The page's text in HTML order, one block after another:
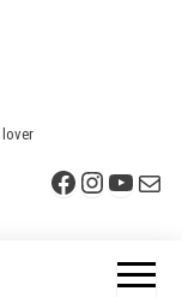
Facebook
E-